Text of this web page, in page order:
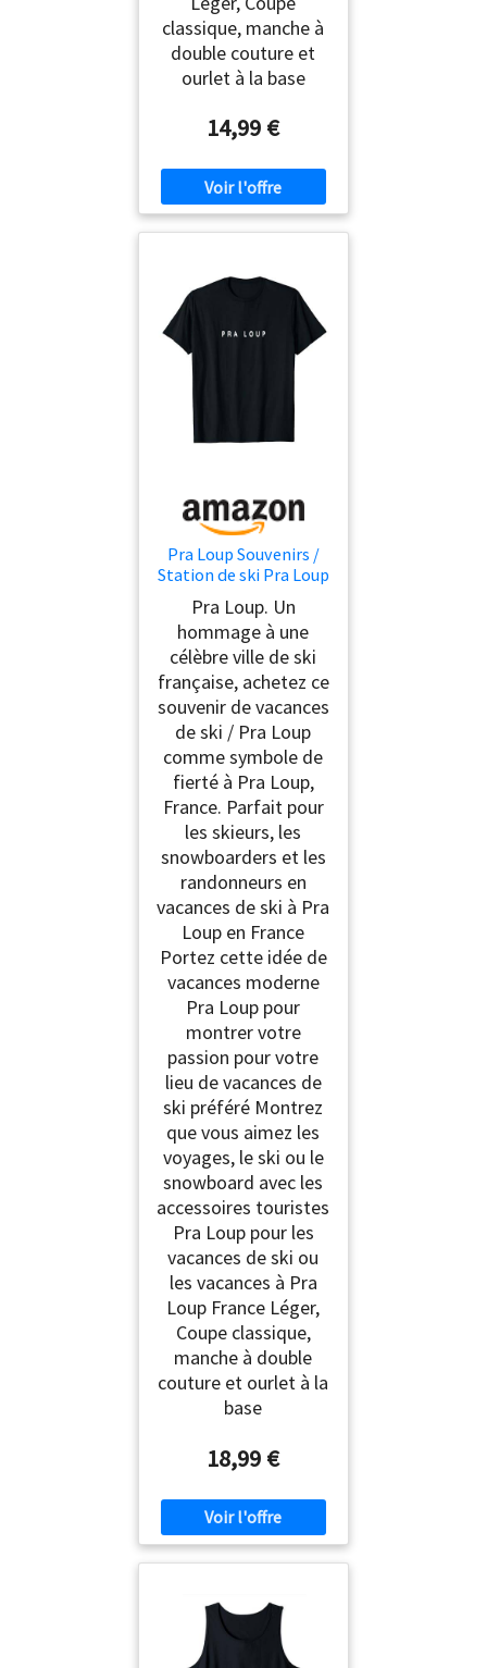
classique, manche à
double couture et
ourlet à la base
14,99 €
Pra Loup Souvenirs /
Station de ski Pra Loup
Shirt
Pra Loup. Un
hommage à une
célèbre ville de ski
française, achetez ce
souvenir de vacances
de ski / Pra Loup
comme symbole de
fierté à Pra Loup,
France. Parfait pour
les skieurs, les
snowboarders et les
randonneurs en
vacances de ski à Pra
Loup en France
Portez cette idée de
vacances moderne
Pra Loup pour
montrer votre
passion pour votre
lieu de vacances de
ski préféré Montrez
que vous aimez les
voyages, le ski ou le
snowboard avec les
accessoires touristes
Pra Loup pour les
vacances de ski ou
les vacances à Pra
Loup France Léger,
Coupe classique,
manche à double
couture et ourlet à la
base
18,99 €